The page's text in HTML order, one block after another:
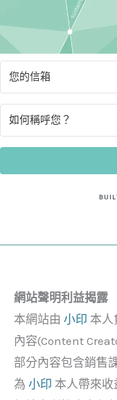
網站聲明利益揭露
本網站由 小印 本人
內容(Content
部分內容包含銷售
為 小印 本人帶來收